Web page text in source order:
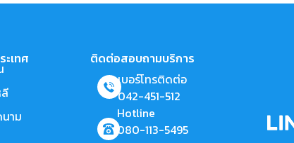
ะเทศ
นาม
ติดต่อสอบถามบริการ
เบอร์โทรติดต่อ
042-451-512
Hotline
080-113-5495